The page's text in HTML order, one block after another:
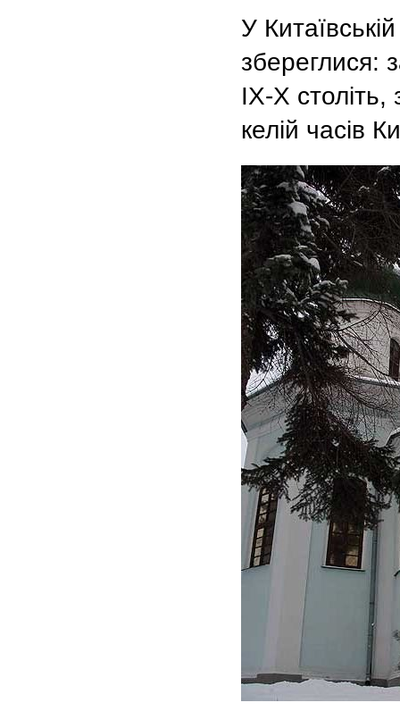
У
збереглися:
ІX-X
келій часів